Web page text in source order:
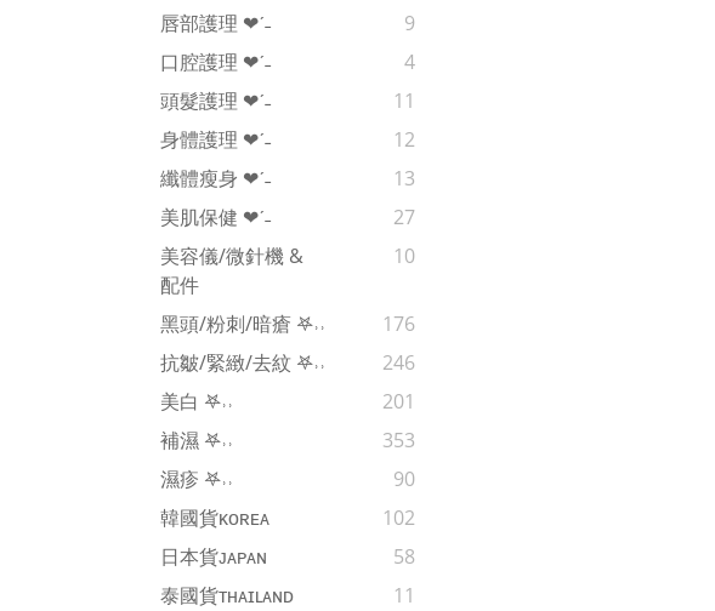
唇部護理 ❤︎‬ˊ‪‪˗
9
口腔護理 ❤︎‬ˊ‪‪˗
4
頭髮護理 ❤︎‬ˊ‪‪˗
11
身體護理 ❤︎‬ˊ‪‪˗
12
纖體瘦身 ❤︎‬ˊ‪‪˗
13
美肌保健 ❤︎‬ˊ‪‪˗
27
美容儀/微針機 &
配件
10
黑頭/粉刺/暗瘡 𖤐˒˒‪‪
176
抗皺/緊緻/去紋 𖤐˒˒‪‪
246
美白 𖤐˒˒‪‪
201
補濕 𖤐˒˒‪‪
353
濕疹 𖤐˒˒‪‪
90
韓國貨ᴋᴏʀᴇᴀ
102
日本貨ᴊᴀᴘᴀɴ
58
泰國貨ᴛʜᴀɪʟᴀɴᴅ
11